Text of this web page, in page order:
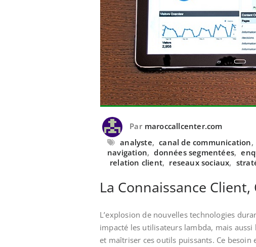
Par maroccallcenter.com
analyste, canal de communication,
navigation, données segmentées,
relation client, reseaux sociaux,
La Connaissance Client,
L’explosion de nouvelles technologies
impacté les utilisateurs lambda, mais aussi
et maîtriser ces outils puissants. Ce besoin